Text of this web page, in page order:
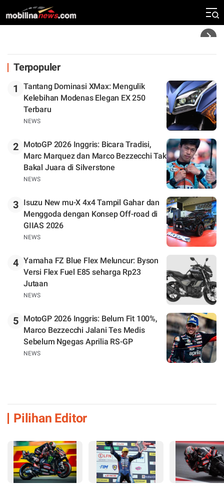
Klasemen
Terpopuler
1
Tantang Dominasi XMax: Mengulik
Kelebihan Modenas Elegan EX 250
Terbaru
NEWS
2
MotoGP 2026 Inggris: Bicara Tradisi,
Marc Marquez dan Marco Bezzecchi Tak
Bakal Juara di Silverstone
NEWS
3
Isuzu New mu-X 4x4 Tampil Gahar dan
Menggoda dengan Konsep Off-road di
GIIAS 2026
NEWS
4 Yamaha FZ Blue Flex Meluncur: Byson
Versi Flex Fuel E85 seharga Rp23
Jutaan
NEWS
5
MotoGP 2026 Inggris: Belum Fit 100%,
Marco Bezzecchi Jalani Tes Medis
Sebelum Ngegas Aprilia RS-GP
NEWS
Pilihan Editor